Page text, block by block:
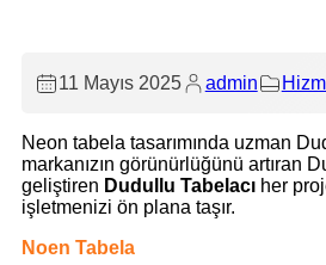
11 Mayıs 2025 admin
Neon tabela tasarımında uzman
markanızın görünürlüğünü artıran
geliştiren Dudullu Tabelacı her
işletmenizi ön plana taşır.
Noen Tabela